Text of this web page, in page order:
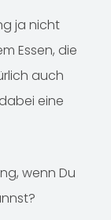
ja nicht
Essen, die
auch
eine
wenn Du